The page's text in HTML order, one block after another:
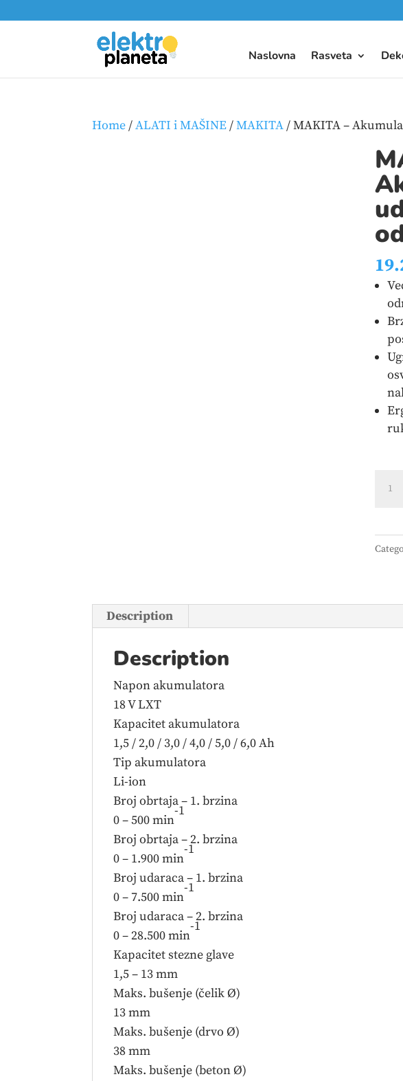
Naslovna Rasveta
Home/ALATI i MAŠINE/MAKITA/ MAKITA –
Description
Description
Napon akumulatora
18 V LXT
Kapacitet akumulatora
1,5 / 2,0 / 3,0 / 4,0 / 5,0 / 6,0 Ah
Tip akumulatora
Li-ion
Broj obrtaja – 1. brzina
0 – 500 min
-1
Broj obrtaja – 2. brzina
0 – 1.900 min
-1
Broj udaraca – 1. brzina
0 – 7.500 min
-1
Broj udaraca – 2. brzina
0 – 28.500 min
-1
Kapacitet stezne glave
1,5 – 13 mm
Maks. bušenje (čelik Ø)
13 mm
Maks. bušenje (drvo Ø)
38 mm
Maks. bušenje (beton Ø)